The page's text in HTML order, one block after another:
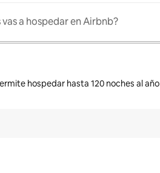
a hospedar en Airbnb?
hospedar hasta 120 noches al año